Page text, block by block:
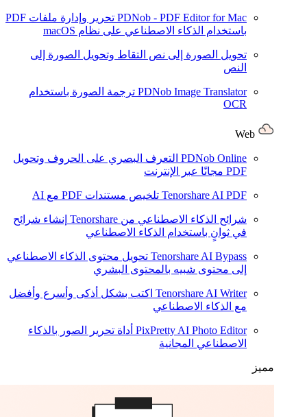
PDNob - PDF Editor for Mac
تحرير وإدارة ملفات PDF
باستخدام الذكاء الاصطناعي على نظام macOS
تحويل الصورة إلى نص التقاط وتحويل الصورة إلى
النص
PDNob Image Translator ترجمة الصورة باستخدام
OCR
PDNob Online التعرف البصري على الحروف وتحويل
PDF مجانًا عبر الإنترنت
Tenorshare AI PDF تلخيص مستندات PDF مع AI
شرائح الذكاء الاصطناعي من Tenorshare
إنشاء شرائح
في ثوانٍ باستخدام الذكاء الاصطناعي
Tenorshare AI Bypass تحويل محتوى الذكاء الاصطناعي
إلى محتوى شبيه بالمحتوى البشري
Tenorshare AI Writer اكتب بشكل أذكى وأسرع وأفضل
مع الذكاء الاصطناعي
PixPretty AI Photo Editor أداة تحرير الصور بالذكاء
الاصطناعي المجانية
مميز